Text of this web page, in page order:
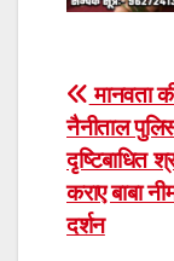
Post
मानवता
नैनीताल
दृष्टिबाधित
कराए बाबा
दर्शन